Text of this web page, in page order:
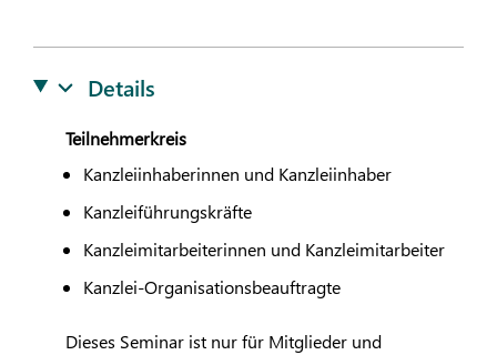
Details
Teilnehmerkreis
Kanzleiinhaberinnen und Kanzleiinhaber
Kanzleiführungskräfte
Kanzleimitarbeiterinnen und Kanzleimitarbeiter
Kanzlei-Organisationsbeauftragte
Dieses Seminar ist nur für Mitglieder und